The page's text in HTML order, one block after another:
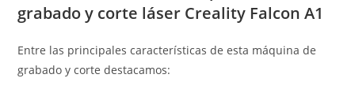
grabado y corte láser Creality Falcon A1
Entre las principales características de esta máquina de
grabado y corte destacamos: